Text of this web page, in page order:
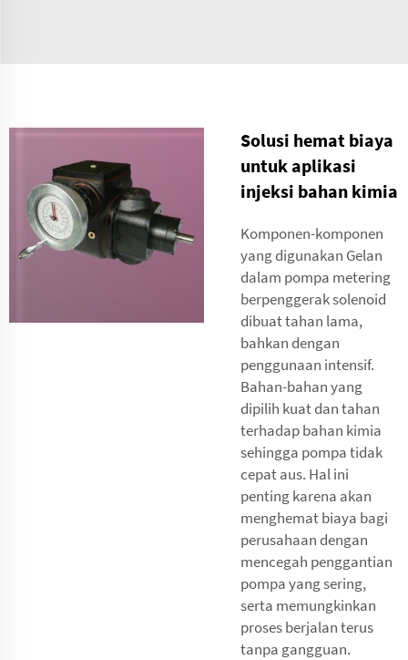
Solusi hemat biaya
untuk aplikasi
injeksi bahan kimia
Komponen-komponen
yang digunakan Gelan
dalam pompa metering
berpenggerak solenoid
dibuat tahan lama,
bahkan dengan
penggunaan intensif.
Bahan-bahan yang
dipilih kuat dan tahan
terhadap bahan kimia
sehingga pompa tidak
cepat aus. Hal ini
penting karena akan
menghemat biaya bagi
perusahaan dengan
mencegah penggantian
pompa yang sering,
serta memungkinkan
proses berjalan terus
tanpa gangguan.